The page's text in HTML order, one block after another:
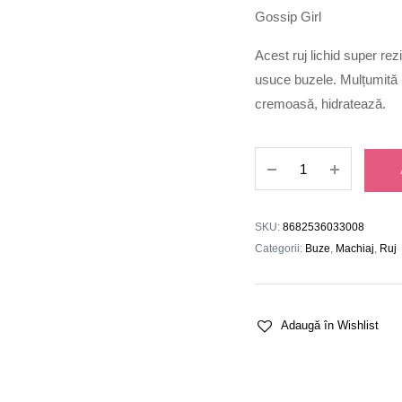
Gossip Girl
Acest ruj lichid super
usuce buzele.
cremoasă, hidratează.
Lichid
Matte
56
SKU: 8682536033008
Categorii: Buze Machiaj Ruj
Adaugă în Wishlist